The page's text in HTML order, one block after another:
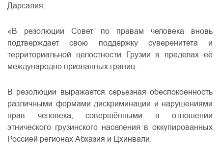
Дарсалия.
«В резолюции Совет по правам человека вновь
подтверждает свою поддержку суверенитета и
территориальной целостности Грузии в пределах её
международно признанных границ.
В резолюции выражается серьёзная обеспокоенность
различными формами дискриминации и нарушениями
прав человека, совершёнными в отношении
этнического грузинского населения в оккупированных
Россией регионах Абхазия и Цхинвали.